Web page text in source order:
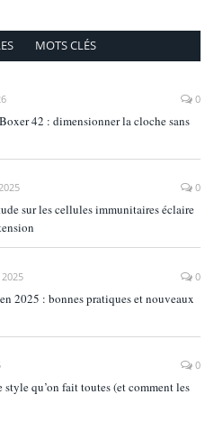
MOTS CLÉS
0
42 : dimensionner la cloche sans
0
sur les cellules immunitaires éclaire
2025 0
2025 : bonnes pratiques et nouveaux
0
style qu’on fait toutes (et comment les